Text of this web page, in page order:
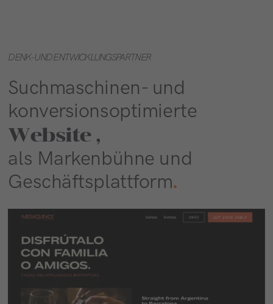
DENK- UND ENTWICKLUNGSPARTNER
Suchmaschinen- und
konversionsoptimierte
Website ,
als Markenbühne und
Geschäftsplattform.